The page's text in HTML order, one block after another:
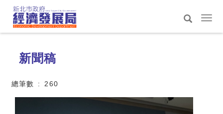
選
搜
新聞稿
總筆數 : 260